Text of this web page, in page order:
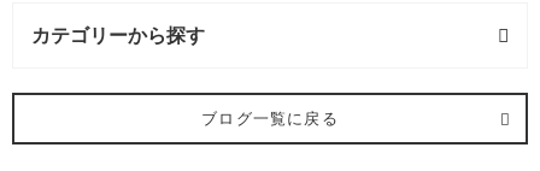
カテゴリーから探す
ヘアメイク (1記事)
ブログ一覧に戻る